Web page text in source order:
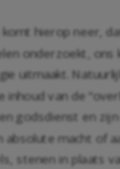
hierop neer,
onderzoekt, ons
uitmaakt.
van de
godsdienst en zijn
macht of
stenen in plaats